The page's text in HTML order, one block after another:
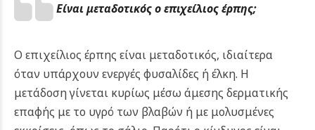
Είναι μεταδοτικός ο επιχείλιος έρπης;
Ο επιχείλιος έρπης είναι μεταδοτικός, ιδιαίτερα
όταν υπάρχουν ενεργές φυσαλίδες ή έλκη. Η
μετάδοση γίνεται κυρίως μέσω άμεσης δερματικής
επαφής με το υγρό των βλαβών ή με μολυσμένες